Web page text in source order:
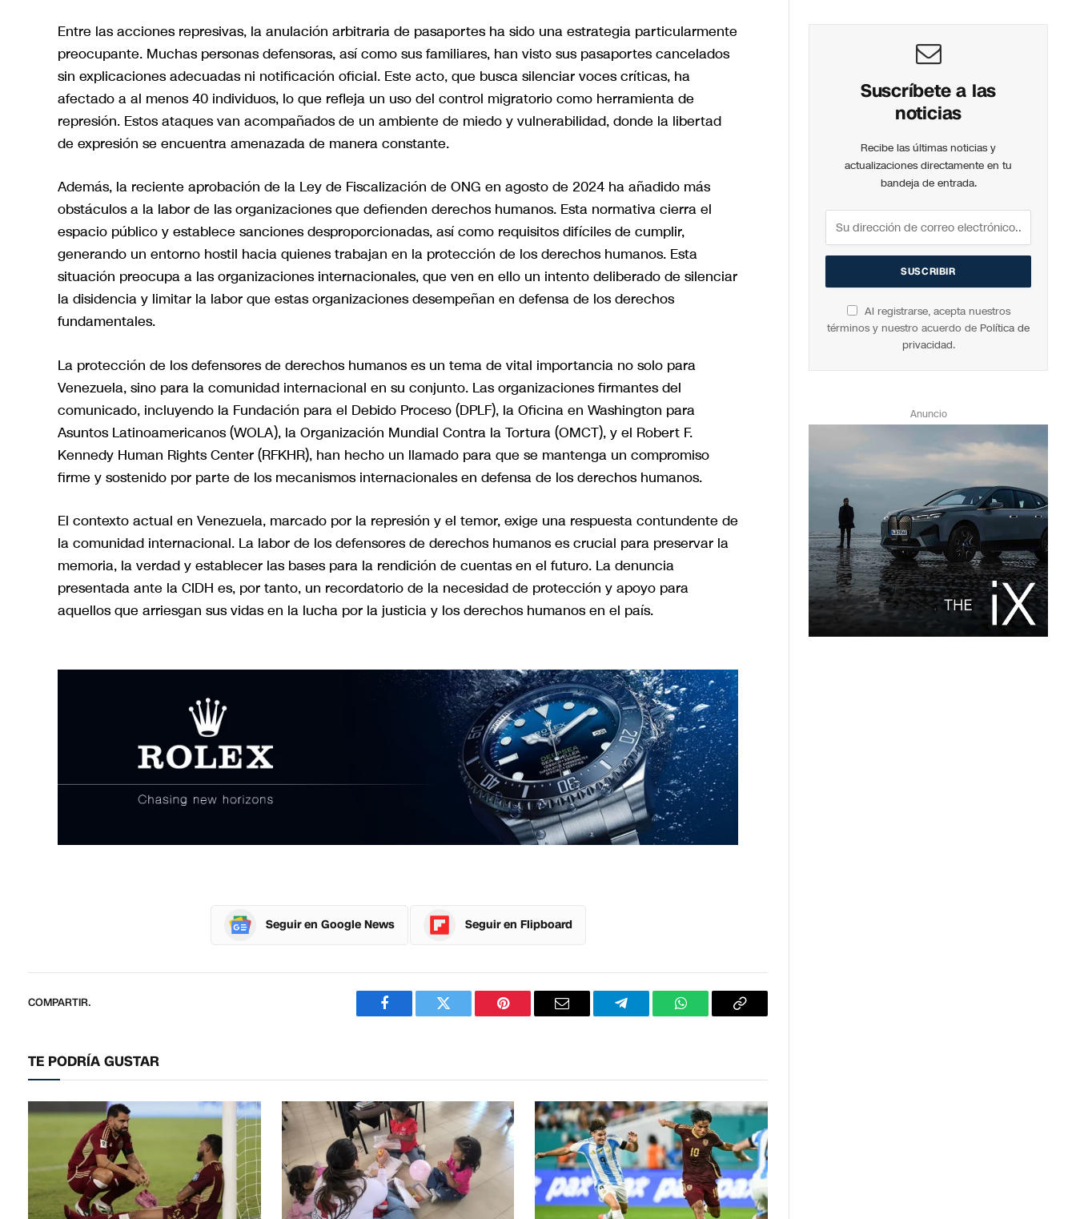
Entre las acciones represivas, la anulación arbitraria de pasaportes ha sido una estrategia particularmente
preocupante. Muchas personas defensoras, así como sus familiares, han visto sus pasaportes cancelados
sin explicaciones adecuadas ni notificación oficial. Este acto, que busca silenciar voces críticas, ha
afectado a al menos 40 individuos, lo que refleja un uso del control migratorio como herramienta de
represión. Estos ataques van acompañados de un ambiente de miedo y vulnerabilidad, donde la libertad
de expresión se encuentra amenazada de manera constante.
Además, la reciente aprobación de la Ley de Fiscalización de ONG en agosto de 2024 ha añadido más
obstáculos a la labor de las organizaciones que defienden derechos humanos. Esta normativa cierra el
espacio público y establece sanciones desproporcionadas, así como requisitos difíciles de cumplir,
generando un entorno hostil hacia quienes trabajan en la protección de los derechos humanos. Esta
situación preocupa a las organizaciones internacionales, que ven en ello un intento deliberado de silenciar
la disidencia y limitar la labor que estas organizaciones desempeñan en defensa de los derechos
fundamentales.
La protección de los defensores de derechos humanos es un tema de vital importancia no solo para
Venezuela, sino para la comunidad internacional en su conjunto. Las organizaciones firmantes del
comunicado, incluyendo la Fundación para el Debido Proceso (DPLF), la Oficina en Washington para
Asuntos Latinoamericanos (WOLA), la Organización Mundial Contra la Tortura (OMCT), y el Robert F.
Kennedy Human Rights Center (RFKHR), han hecho un llamado para que se mantenga un compromiso
firme y sostenido por parte de los mecanismos internacionales en defensa de los derechos humanos.
El contexto actual en Venezuela, marcado por la represión y el temor, exige una respuesta contundente de
la comunidad internacional. La labor de los defensores de derechos humanos es crucial para preservar la
memoria, la verdad y establecer las bases para la rendición de cuentas en el futuro. La denuncia
presentada ante la CIDH es, por tanto, un recordatorio de la necesidad de protección y apoyo para
aquellos que arriesgan sus vidas en la lucha por la justicia y los derechos humanos en el país.
Seguir en Google News Seguir en Flipboard
COMPARTIR.
FacebookTwitter PinterestCorreo
TelegramWhatsAppCopiar
TE PODRÍA GUSTAR
Suscríbete a las
noticias
Recibe las últimas noticias y
actualizaciones directamente en tu
bandeja de entrada.
Al registrarse, acepta nuestros
términos y nuestro acuerdo de Política de
privacidad.
Anuncio